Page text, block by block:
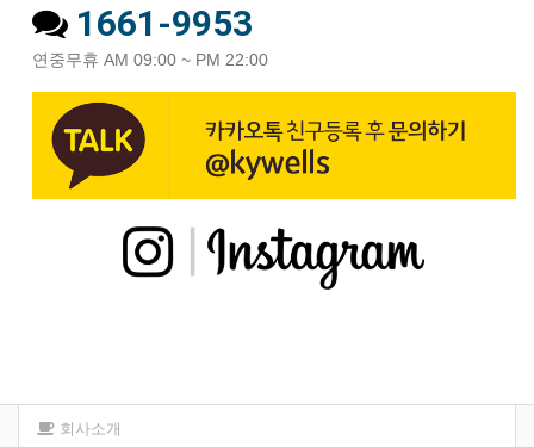
1661-9953
연중무휴 AM 09:00 ~ PM 22:00
회사소개